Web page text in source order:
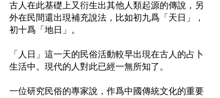
古人在此基礎上又衍生出其他人類起源的傳說，另
外在民間還出現補充說法，比如初九爲「天日」，
初十爲「地日」。
「人日」這一天的民俗活動較早出現在古人的占卜
生活中。現代的人對此已經一無所知了。
一位研究民俗的專家說，作爲中國傳統文化的重要